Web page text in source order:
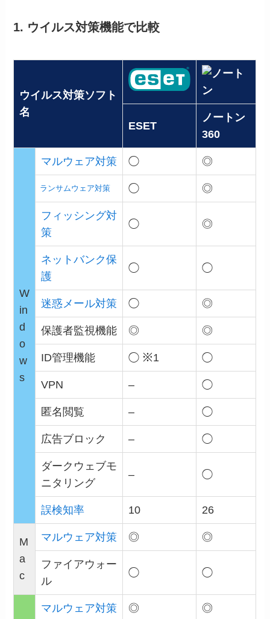
1. ウイルス対策機能で比較
ウイルス対策ソフト
名
ESET
ノートン
360
W
in
d
o
w
s
マルウェア対策 ◯ ◎
ランサムウェア対策 ◯ ◎
フィッシング対
策
◯ ◎
ネットバンク保
護
◯ ◯
迷惑メール対策 ◯ ◎
保護者監視機能 ◎ ◎
ID管理機能 ◯ ※1 ◯
VPN – ◯
匿名閲覧 – ◯
広告ブロック – ◯
ダークウェブモ
ニタリング
– ◯
誤検知率 10 26
M
a
c
マルウェア対策 ◎ ◎
ファイアウォー
ル
◯ ◯
マルウェア対策 ◎ ◎